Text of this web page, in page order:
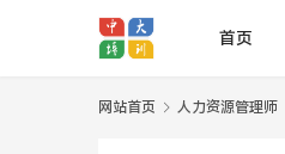
首页
网站首页 人力资源管理师